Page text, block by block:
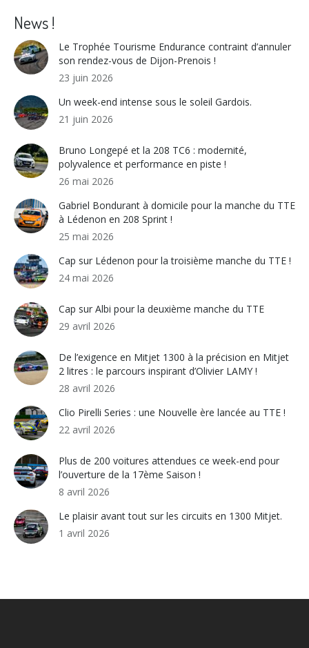
News !
Le Trophée Tourisme Endurance contraint d’annuler
son rendez-vous de Dijon-Prenois !
23 juin 2026
Un week-end intense sous le soleil Gardois.
21 juin 2026
Bruno Longepé et la 208 TC6 : modernité,
polyvalence et performance en piste !
26 mai 2026
Gabriel Bondurant à domicile pour la manche du TTE
à Lédenon en 208 Sprint !
25 mai 2026
Cap sur Lédenon pour la troisième manche du TTE !
24 mai 2026
Cap sur Albi pour la deuxième manche du TTE
29 avril 2026
De l’exigence en Mitjet 1300 à la précision en Mitjet
2 litres : le parcours inspirant d’Olivier LAMY !
28 avril 2026
Clio Pirelli Series : une Nouvelle ère lancée au TTE !
22 avril 2026
Plus de 200 voitures attendues ce week-end pour
l’ouverture de la 17ème Saison !
8 avril 2026
Le plaisir avant tout sur les circuits en 1300 Mitjet.
1 avril 2026